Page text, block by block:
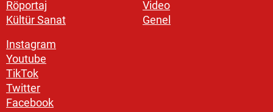
Röportaj
Kültür Sanat
Video
Genel
Instagram
Youtube
TikTok
Twitter
Facebook